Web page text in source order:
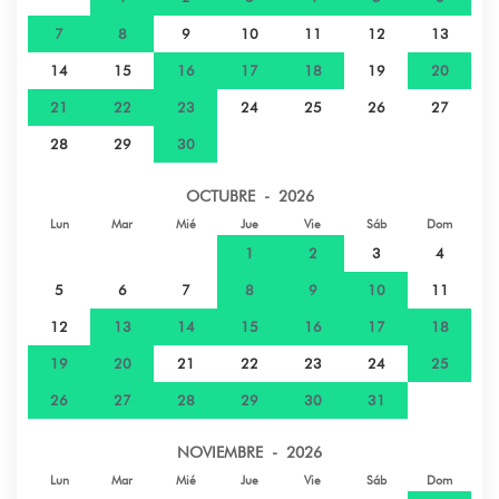
Parque natural - Marae de Taputapuatea 27 km
7 8 9 10 11 12 13
14 15 16 17 18 19 20
21 22 23 24 25 26 27
28 29 30
OCTUBRE - 2026
Lun Mar Mié Jue Vie Sáb Dom
1 2 3 4
5 6 7 8 9 10 11
12 13 14 15 16 17 18
19 20 21 22 23 24 25
26 27 28 29 30 31
NOVIEMBRE - 2026
Lun Mar Mié Jue Vie Sáb Dom